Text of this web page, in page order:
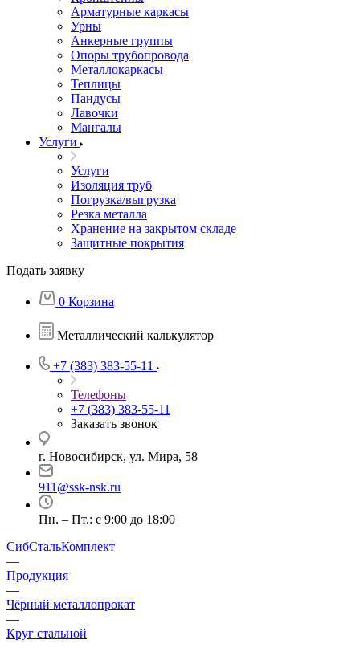
Арматурные каркасы
Урны
Анкерные группы
Опоры трубопровода
Металлокаркасы
Теплицы
Пандусы
Лавочки
Мангалы
Услуги
Услуги
Изоляция труб
Погрузка/выгрузка
Резка металла
Хранение на закрытом складе
Защитные покрытия
Подать заявку
0 Корзина
Металлический калькулятор
+7 (383) 383-55-11
Телефоны
+7 (383) 383-55-11
Заказать звонок
г. Новосибирск, ул. Мира, 58
911@ssk-nsk.ru
Пн. – Пт.: с 9:00 до 18:00
СибСтальКомплект
—
Продукция
—
Чёрный металлопрокат
—
Круг стальной